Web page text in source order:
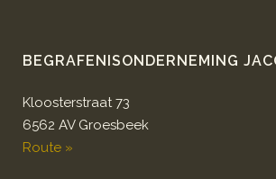
BEGRAFENISONDERNEMING
Kloosterstraat 73
6562 AV Groesbeek
Route »